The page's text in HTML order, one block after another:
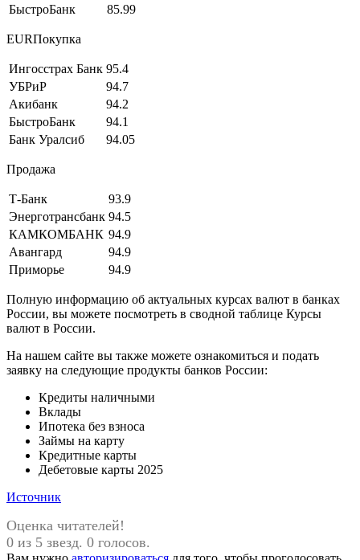
БыстроБанк
85.99
EURПокупка
Ингосстрах Банк 95.4
УБРиР
94.7
Акибанк
94.2
БыстроБанк
94.1
Банк Уралсиб
94.05
Продажа
Т-Банк
93.9
Энерготрансбанк 94.5
КАМКОМБАНК 94.9
Авангард
94.9
Приморье
94.9
Полную информацию об актуальных курсах валют в банках
России, вы можете посмотреть в сводной таблице Курсы
валют в России.
На нашем сайте вы также можете ознакомиться и подать
заявку на следующие продукты банков России:
Кредиты наличными
Вклады
Ипотека без взноса
Займы на карту
Кредитные карты
Дебетовые карты 2025
Источник
Оценка читателей!
0 из 5 звезд. 0 голосов.